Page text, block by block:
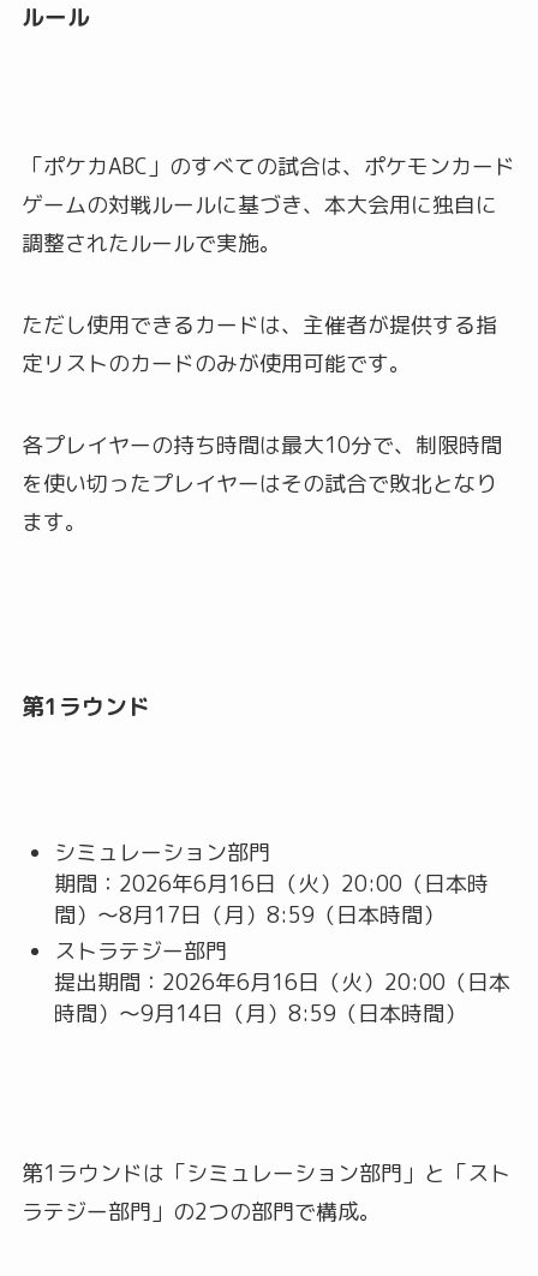
ルール
「ポケカABC」のすべての試合は、ポケモンカード
ゲームの対戦ルールに基づき、本大会用に独自に
調整されたルールで実施。
ただし使用できるカードは、主催者が提供する指
定リストのカードのみが使用可能です。
各プレイヤーの持ち時間は最大10分で、制限時間
を使い切ったプレイヤーはその試合で敗北となり
ます。
第1ラウンド
シミュレーション部門
期間：2026年6月16日（火）20:00（日本時
間）～8月17日（月）8:59（日本時間）
ストラテジー部門
提出期間：2026年6月16日（火）20:00（日本
時間）～9月14日（月）8:59（日本時間）
第1ラウンドは「シミュレーション部門」と「スト
ラテジー部門」の2つの部門で構成。